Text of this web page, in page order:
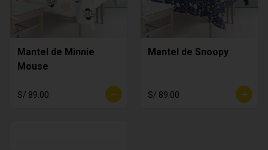
Mantel de Minnie
Mouse
S/ 89.00
Mantel de Snoopy
S/ 89.00